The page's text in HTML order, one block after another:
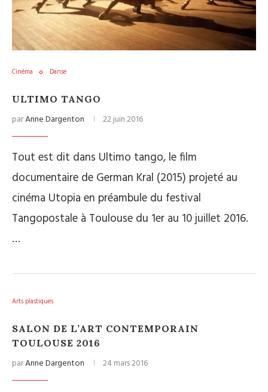
Cinéma Danse
ULTIMO TANGO
parAnne Dargenton 22 juin 2016
Tout est dit dans Ultimo tango, le film
documentaire de German Kral (2015) projeté au
cinéma Utopia en préambule du festival
Tangopostale à Toulouse du 1er au 10 juillet 2016.
…
Arts plastiques
SALON DE L’ART CONTEMPORAIN
TOULOUSE 2016
parAnne Dargenton 24 mars 2016